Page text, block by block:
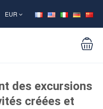
EUR
des excursions
créées et